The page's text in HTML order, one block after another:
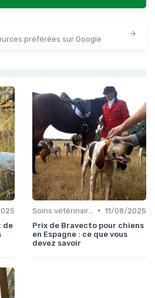
préférées sur Google
de
• 11/08/2025
Prix de Bravecto pour chiens
en Espagne : ce que vous
devez savoir